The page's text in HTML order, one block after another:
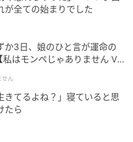
それだけに、デザイン
り”の印象が気になるけ
絶妙！トップスとデニム
い、でも大人の華やぎは
が全ての始まりでした
か3日、娘のひと言が運命の
はモンペじゃありません Vo
せん
てるよね？」寝ていると思
たら